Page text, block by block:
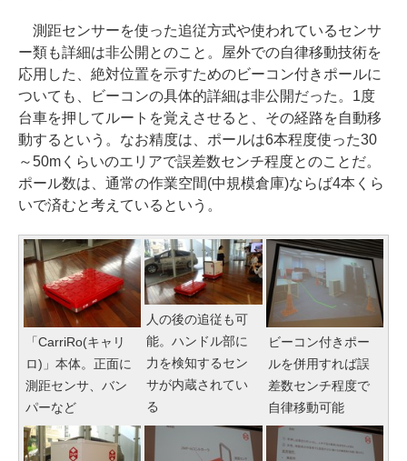
測距センサーを使った追従方式や使われているセンサ
ー類も詳細は非公開とのこと。屋外での自律移動技術を
応用した、絶対位置を示すためのビーコン付きポールに
ついても、ビーコンの具体的詳細は非公開だった。1度
台車を押してルートを覚えさせると、その経路を自動移
動するという。なお精度は、ポールは6本程度使った30
～50mくらいのエリアで誤差数センチ程度とのことだ。
ポール数は、通常の作業空間(中規模倉庫)ならば4本くら
いで済むと考えているという。
「CarriRo(キャリ
ロ)」本体。正面に
測距センサ、バン
パーなど
人の後の追従も可
能。ハンドル部に
力を検知するセン
サが内蔵されてい
る
ビーコン付きポー
ルを併用すれば誤
差数センチ程度で
自律移動可能